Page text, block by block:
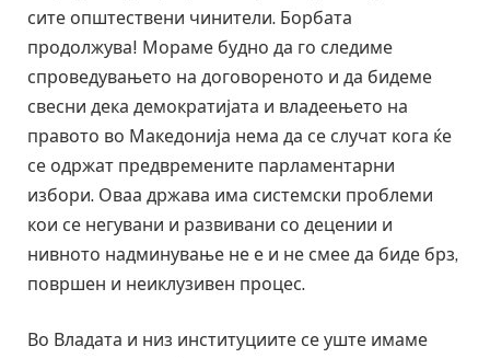
сите општествени чинители. Борбата
продолжува! Мораме будно да го следиме
спроведувањето на договореното и да бидеме
свесни дека демократијата и владеењето на
правото во Македонија нема да се случат кога ќе
се одржат предвремените парламентарни
избори. Оваа држава има системски проблеми
кои се негувани и развивани со децении и
нивното надминување не е и не смее да биде брз,
површен и неиклузивен процес.
Во Владата и низ институциите се уште имаме